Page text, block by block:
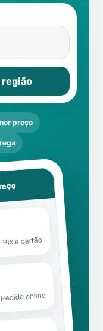
região
preço
Pix e cartão
Pedido online